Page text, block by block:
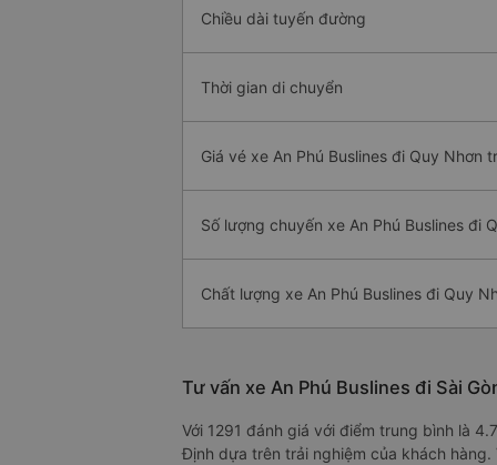
Chiều dài tuyến đường
Thời gian di chuyển
Giá vé xe An Phú Buslines đi Quy Nhơn
Số lượng chuyến xe An Phú Buslines đi
Chất lượng xe An Phú Buslines đi Quy
Tư vấn xe An Phú Buslines đi Sài
Với 1291 đánh giá với điểm trung bình là
Định dựa trên trải nghiệm của khách